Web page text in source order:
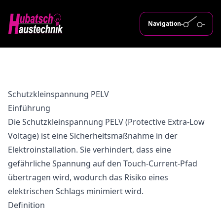
Navigation
Schutzkleinspannung PELV
Einführung
Die Schutzkleinspannung PELV (Protective Extra-Low
Voltage) ist eine Sicherheitsmaßnahme in der
Elektroinstallation. Sie verhindert, dass eine
gefährliche Spannung auf den Touch-Current-Pfad
übertragen wird, wodurch das Risiko eines
elektrischen Schlags minimiert wird.
Definition